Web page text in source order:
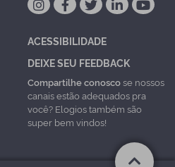
ACESSIBILIDADE
DEIXE SEU FEEDBACK
Compartilhe conoscose nossos
canais estão adequados pra
você? Elogios também são
super bem vindos!